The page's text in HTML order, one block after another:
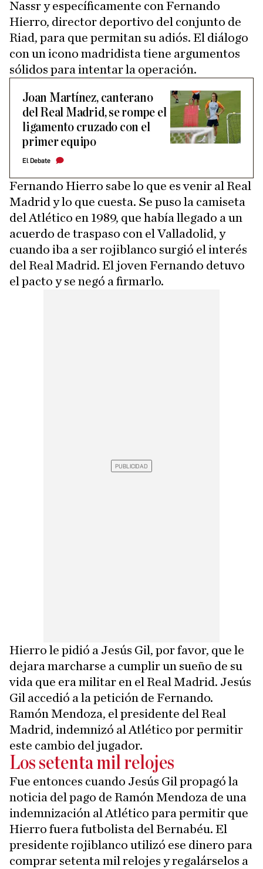
Nassr y específicamente con Fernando
Hierro, director deportivo del conjunto de
Riad, para que permitan su adiós. El diálogo
con un icono madridista tiene argumentos
sólidos para intentar la operación.
Joan Martínez, canterano
del Real Madrid, se rompe el
ligamento cruzado con el
primer equipo
El Debate
Fernando Hierro sabe lo que es venir al Real
Madrid y lo que cuesta. Se puso la camiseta
del Atlético en 1989, que había llegado a un
acuerdo de traspaso con el Valladolid, y
cuando iba a ser rojiblanco surgió el interés
del Real Madrid. El joven Fernando detuvo
el pacto y se negó a firmarlo.
Hierro le pidió a Jesús Gil, por favor, que le
dejara marcharse a cumplir un sueño de su
vida que era militar en el Real Madrid. Jesús
Gil accedió a la petición de Fernando.
Ramón Mendoza, el presidente del Real
Madrid, indemnizó al Atlético por permitir
este cambio del jugador.
Los setenta mil relojes
Fue entonces cuando Jesús Gil propagó la
noticia del pago de Ramón Mendoza de una
indemnización al Atlético para permitir que
Hierro fuera futbolista del Bernabéu. El
presidente rojiblanco utilizó ese dinero para
comprar setenta mil relojes y regalárselos a